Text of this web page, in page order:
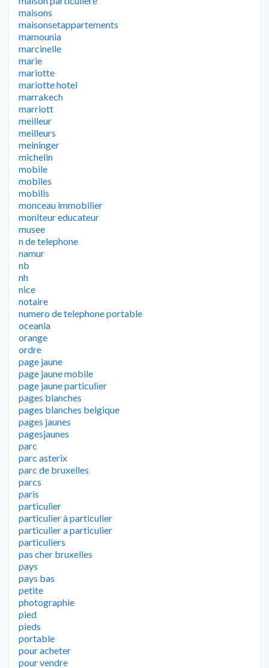
maisons
maisonsetappartements
mamounia
marcinelle
marie
mariotte
mariotte hotel
marrakech
marriott
meilleur
meilleurs
meininger
michelin
mobile
mobiles
mobilis
monceau immobilier
moniteur educateur
musee
n de telephone
namur
nb
nh
nice
notaire
numero de telephone portable
oceania
orange
ordre
page jaune
page jaune mobile
page jaune particulier
pages blanches
pages blanches belgique
pages jaunes
pagesjaunes
parc
parc asterix
parc de bruxelles
parcs
paris
particulier
particulier à particulier
particulier a particulier
particuliers
pas cher bruxelles
pays
pays bas
petite
photographie
pied
pieds
portable
pour acheter
pour vendre